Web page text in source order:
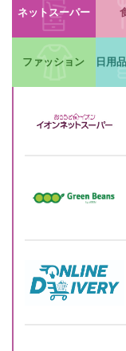
ネットスーパー
ファッション 日用